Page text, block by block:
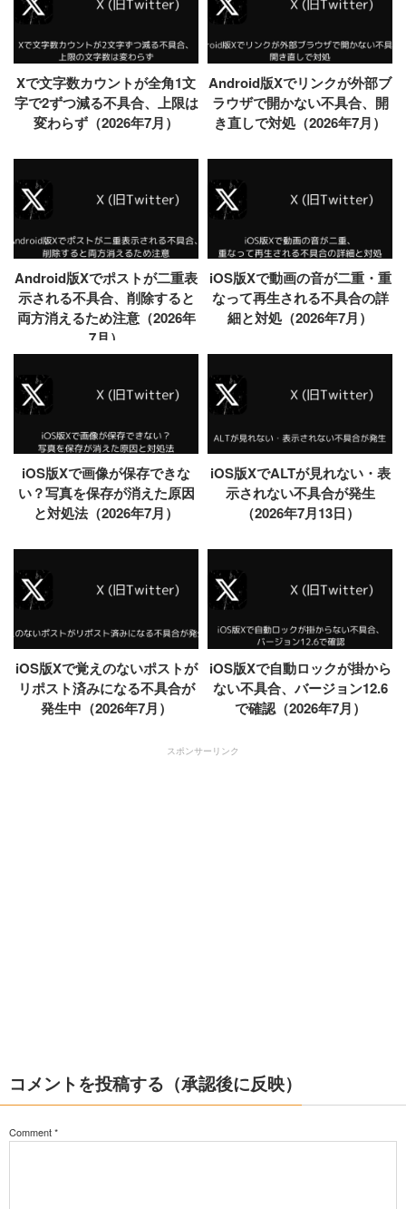
Xで文字数カウントが全角1文
字で2ずつ減る不具合、上限は
変わらず（2026年7月）
Android版Xでリンクが外部ブ
ラウザで開かない不具合、開
き直しで対処（2026年7月）
Android版Xでポストが二重表
示される不具合、削除すると
両方消えるため注意（2026年
7月）
iOS版Xで動画の音が二重・重
なって再生される不具合の詳
細と対処（2026年7月）
iOS版Xで画像が保存できな
い？写真を保存が消えた原因
と対処法（2026年7月）
iOS版XでALTが見れない・表
示されない不具合が発生
（2026年7月13日）
iOS版Xで覚えのないポストが
リポスト済みになる不具合が
発生中（2026年7月）
iOS版Xで自動ロックが掛から
ない不具合、バージョン12.6
で確認（2026年7月）
スポンサーリンク
コメントを投稿する（承認後に反映）
Comment*